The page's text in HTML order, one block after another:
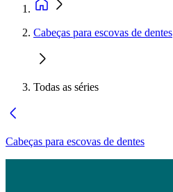
Cabeças para escovas de dentes
Todas as séries
Cabeças para escovas de dentes